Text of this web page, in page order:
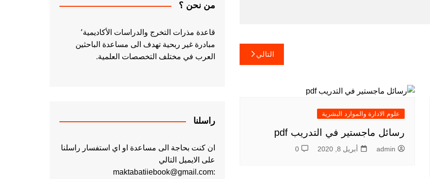
التالي
علوم الادارة والموارد البشرية
رسائل ماجستير في التدريب pdf
admin أبريل 8, 2020 0
من نحن ؟
قاعدة مذرات التخرج والدراسات الأكاديمية٬
مبادرة غير ربحية تهدف الى مساعدة الباحثين
العرب في مختلف التخصصات العلمية.
راسلنا
ان كنت بحاجة الى مساعدة او اي استفسار راسلنا
على الايميل التالي
:maktabatiiebook@gmail.com